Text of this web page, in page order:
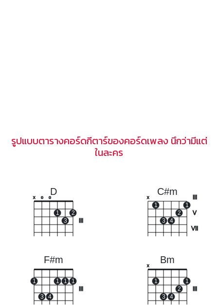
รูปแบบตารางคอร์ดกีตาร์ของคอร์ดเพลง นึกว่ามีแต่
ในละคร
D
x o o
1
3
2
C#m
V
VII
x
1
3 4
2
1
F#m
1
3 4
1 1 1
Bm
x
1
3 4
2
1